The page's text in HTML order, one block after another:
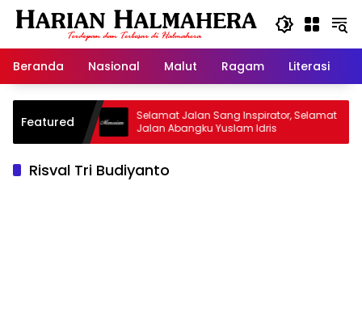
Langsung
Beranda
Nasional Malut Ragam Literasi
Featured
Selamat Jalan Sang Inspirator, Selamat
Jalan Abangku Yuslam Idris
Risval Tri Budiyanto